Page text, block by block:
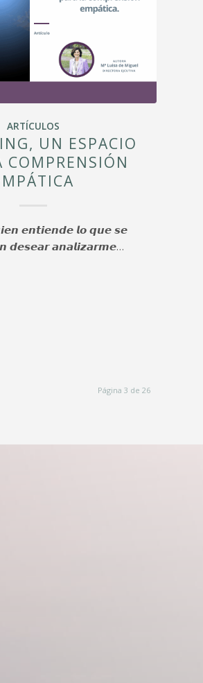
ARTÍCULOS
UN ESPACIO
COMPRENSIÓN
𝙚𝙣𝙩𝙞𝙚𝙣𝙙𝙚 𝙡𝙤 𝙦𝙪𝙚 𝙨𝙚
𝙙𝙚𝙨𝙚𝙖𝙧 𝙖𝙣𝙖𝙡𝙞𝙯𝙖𝙧𝙢𝙚…
Página 3 de 26